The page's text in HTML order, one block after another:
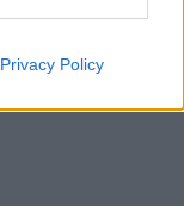
Privacy Policy